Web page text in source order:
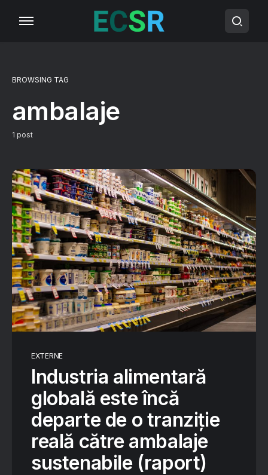
BROWSING TAG
ambalaje
1 post
EXTERNE
Industria alimentară
globală este încă
departe de o tranziție
reală către ambalaje
sustenabile (raport)